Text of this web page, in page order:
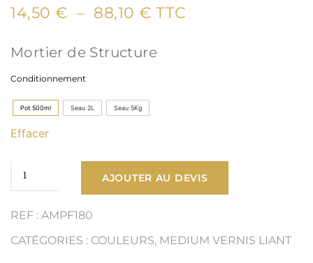
14,50 € – 88,10 €Plage
TTC
Mortier de Structure
Conditionnement
Pot 500ml Seau 2L Seau 5Kg
Effacer
quantité
AJOUTER AU DEVIS
REF : AMPF180
CATÉGORIES : COULEURS, MEDIUM VERNIS LIANT